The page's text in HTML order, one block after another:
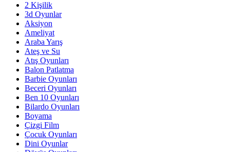
2 Kişilik
3d Oyunlar
Aksiyon
Ameliyat
Araba Yarış
Ateş ve Su
Atış Oyunları
Balon Patlatma
Barbie Oyunları
Beceri Oyunları
Ben 10 Oyunları
Bilardo Oyunları
Boyama
Çizgi Film
Çocuk Oyunları
Dini Oyunlar